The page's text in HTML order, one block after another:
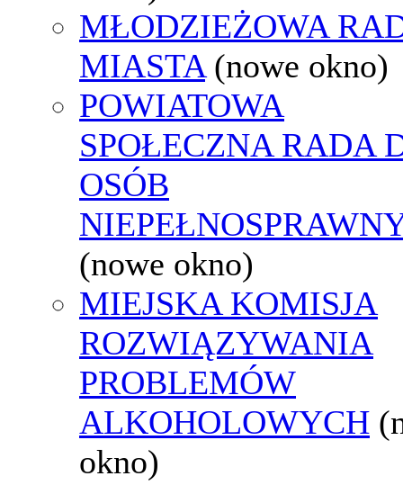
MŁODZIEŻOWA
MIASTA (nowe okno)
POWIATOWA
SPOŁECZNA RADA
OSÓB
(nowe okno)
MIEJSKA KOMISJA
ROZWIĄZYWANIA
PROBLEMÓW
ALKOHOLOWYCH
okno)